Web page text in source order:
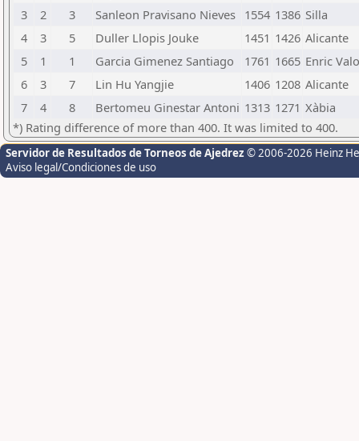
3
2 3 Sanleon Pravisano Nieves 1554 1386 Silla
4
3 5 Duller Llopis Jouke 1451 1426 Alicante
5
1 1 Garcia Gimenez Santiago 1761 1665 Enric
6
3 7 Lin Hu Yangjie 1406 1208 Alicante
7
4 8 Bertomeu Ginestar Antoni 1313 1271 Xàbia
*) Rating difference of more than 400. It was limited to 400.
Servidor de Resultados de Torneos de Ajedrez © 2006-2026 Heinz
Aviso legal/Condiciones de uso